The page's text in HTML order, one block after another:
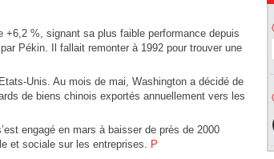
%, signant sa plus faible performance depuis
Pékin. Il fallait remonter à 1992 pour trouver une
Unis. Au mois de mai, Washington a décidé de
de biens chinois exportés annuellement vers les
engagé en mars à baisser de près de 2000
et sociale sur les entreprises. P